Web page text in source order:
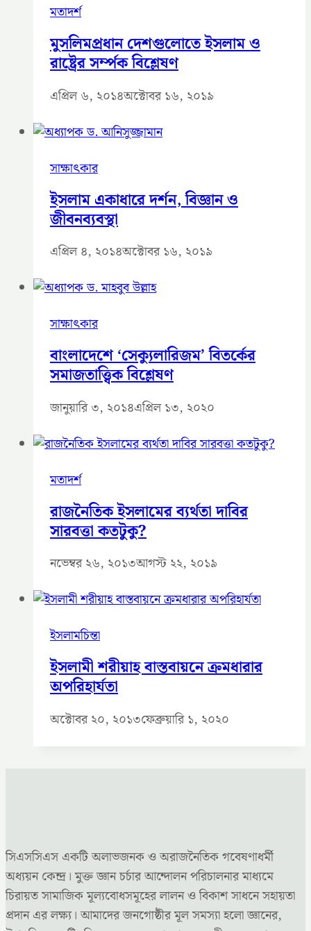
মতাদর্শ
মুসলিমপ্রধান দেশগুলোতে ইসলাম ও
রাষ্ট্রের সর্ম্পক বিশ্লেষণ
এপ্রিল ৬, ২০১৪অক্টোবর ১৬, ২০১৯
সাক্ষাৎকার
ইসলাম একাধারে দর্শন, বিজ্ঞান ও
জীবনব্যবস্থা
এপ্রিল ৪, ২০১৪অক্টোবর ১৬, ২০১৯
সাক্ষাৎকার
বাংলাদেশে ‘সেক্যুলারিজম’ বিতর্কের
সমাজতাত্ত্বিক বিশ্লেষণ
জানুয়ারি ৩, ২০১৪এপ্রিল ১৩, ২০২০
মতাদর্শ
রাজনৈতিক ইসলামের ব্যর্থতা দাবির
সারবত্তা কতটুকু?
নভেম্বর ২৬, ২০১৩আগস্ট ২২, ২০১৯
ইসলামচিন্তা
ইসলামী শরীয়াহ বাস্তবায়নে ক্রমধারার
অপরিহার্যতা
অক্টোবর ২০, ২০১৩ফেব্রুয়ারি ১, ২০২০
সিএসসিএস একটি অলাভজনক ও অরাজনৈতিক গবেষণাধর্মী
অধ্যয়ন কেন্দ্র। মুক্ত জ্ঞান চর্চার আন্দোলন পরিচালনার মাধ্যমে
চিরায়ত সামাজিক মূল্যবোধসমূহের লালন ও বিকাশ সাধনে সহায়তা
প্রদান এর লক্ষ্য। আমাদের জনগোষ্ঠীর মূল সমস্যা হলো জ্ঞানের,